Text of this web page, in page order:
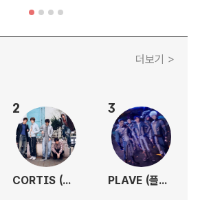
더보기 >
2
CORTIS (코르티스)
3
PLAVE (플레이브)